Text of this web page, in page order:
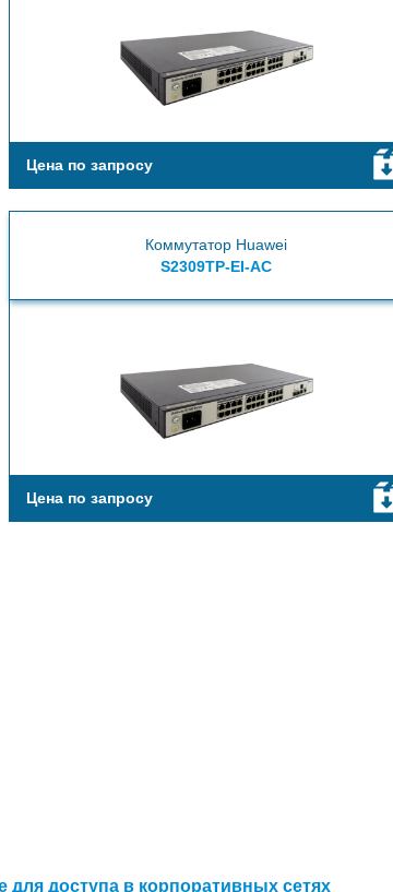
Цена по запросу
Коммутатор Huawei
S2309TP-EI-AC
Цена по запросу
доступа в корпоративных сетях